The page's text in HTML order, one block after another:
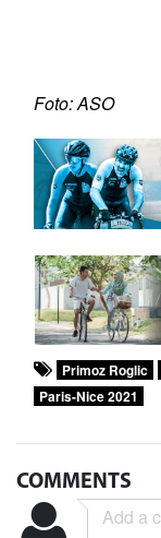
Foto: ASO
Primoz Roglic
Paris-Nice 2021
COMMENTS